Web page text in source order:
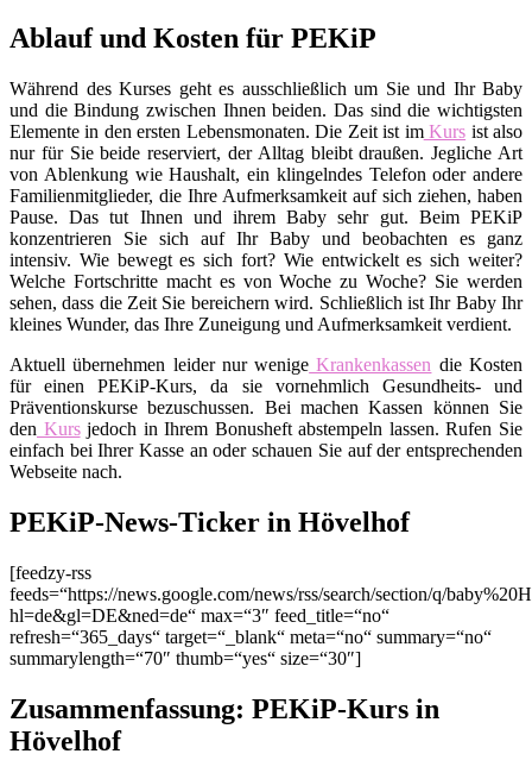
Ablauf und Kosten für PEKiP
Während des Kurses geht es ausschließlich um Sie und Ihr Baby
und die Bindung zwischen Ihnen beiden. Das sind die wichtigsten
Elemente in den ersten Lebensmonaten. Die Zeit ist imKurs ist also
nur für Sie beide reserviert, der Alltag bleibt draußen. Jegliche Art
von Ablenkung wie Haushalt, ein klingelndes Telefon oder andere
Familienmitglieder, die Ihre Aufmerksamkeit auf sich ziehen, haben
Pause. Das tut Ihnen und ihrem Baby sehr gut. Beim PEKiP
konzentrieren Sie sich auf Ihr Baby und beobachten es ganz
intensiv. Wie bewegt es sich fort? Wie entwickelt es sich weiter?
Welche Fortschritte macht es von Woche zu Woche? Sie werden
sehen, dass die Zeit Sie bereichern wird. Schließlich ist Ihr Baby Ihr
kleines Wunder, das Ihre Zuneigung und Aufmerksamkeit verdient.
Aktuell übernehmen leider nur wenige Krankenkassen die Kosten
für einen PEKiP-Kurs, da sie vornehmlich Gesundheits- und
Präventionskurse bezuschussen. Bei machen Kassen können Sie
den Kursjedoch in Ihrem Bonusheft abstempeln lassen. Rufen Sie
einfach bei Ihrer Kasse an oder schauen Sie auf der entsprechenden
Webseite nach.
PEKiP-News-Ticker in Hövelhof
[feedzy-rss
feeds=“https://news.google.com/news/rss/search/section/q/
hl=de&gl=DE&ned=de“ max=“3″ feed_title=“no“
refresh=“365_days“ target=“_blank“ meta=“no“ summary=“no“
summarylength=“70″ thumb=“yes“ size=“30″]
Zusammenfassung: PEKiP-Kurs in
Hövelhof